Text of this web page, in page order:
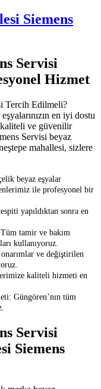
Siemens
Servisi
Hizmet
Tercih Edilmeli?
en iyi dostu
ve güvenilir
Servisi beyaz
mahallesi, sizlere
beyaz eşyalar
ile profesyonel bir
yapıldıktan sonra en
tamir ve bakım
kullanıyoruz.
ve değiştirilen
kaliteli hizmeti en
Güngören’nın tüm
Servisi
Siemens